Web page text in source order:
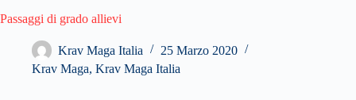
Passaggi di grado allievi
Krav Maga Italia
25 Marzo 2020
Krav Maga, Krav Maga Italia